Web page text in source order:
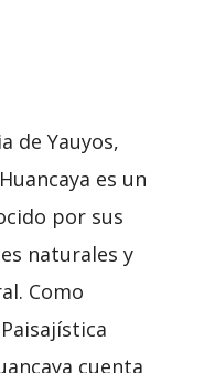
de Yauyos,
es un
por sus
naturales y
Como
cuenta